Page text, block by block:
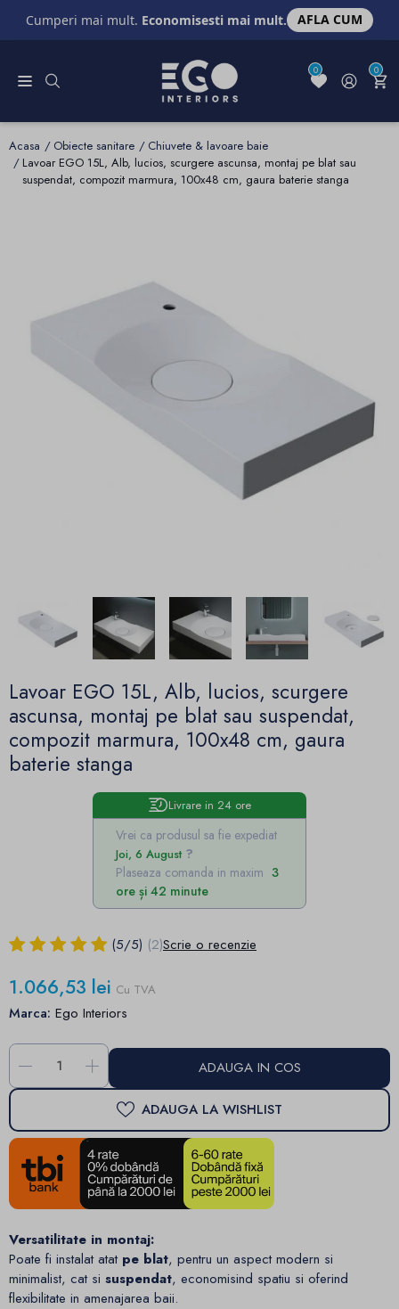
Cumperi mai mult. Economisesti mai mult. AFLA CUM
0 0
Acasa Obiecte sanitare
Chiuvete & lavoare baie
Lavoar EGO 15L, Alb, lucios, scurgere ascunsa, montaj pe blat sau
suspendat, compozit marmura, 100x48 cm, gaura baterie stanga
Lavoar EGO 15L, Alb, lucios, scurgere
ascunsa, montaj pe blat sau suspendat,
compozit marmura, 100x48 cm, gaura
baterie stanga
Livrare in 24 ore
Vrei ca produsul sa fie expediat
Joi, 6 August
Plaseaza comanda in maxim 3
ore și 42 minute
(5/5) (2)Scrie o recenzie
1.066,53 lei Cu TVA
Marca: Ego Interiors
- + ADAUGA IN COS
ADAUGA LA WISHLIST
Versatilitate in montaj:
Poate fi instalat atat pe blat, pentru un aspect modern si
minimalist, cat si suspendat, economisind spatiu si oferind
flexibilitate in amenajarea baii.